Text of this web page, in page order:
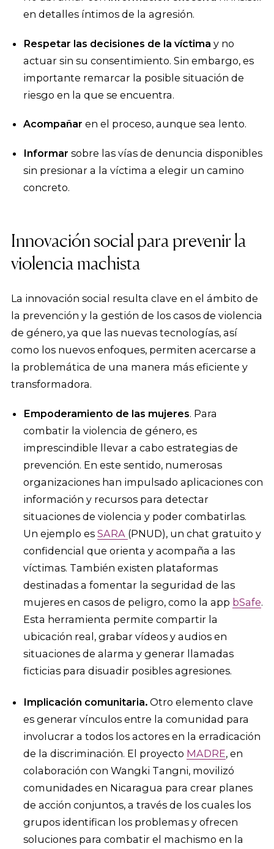
en detalles íntimos de la agresión.
Respetar las decisiones de la víctima y no
actuar sin su consentimiento. Sin embargo, es
importante remarcar la posible situación de
riesgo en la que se encuentra.
Acompañar en el proceso, aunque sea lento.
Informar sobre las vías de denuncia disponibles
sin presionar a la víctima a elegir un camino
concreto.
Innovación social para prevenir la
violencia machista
La innovación social resulta clave en el ámbito de
la prevención y la gestión de los casos de violencia
de género, ya que las nuevas tecnologías, así
como los nuevos enfoques, permiten acercarse a
la problemática de una manera más eficiente y
transformadora.
Empoderamiento de las mujeres. Para
combatir la violencia de género, es
imprescindible llevar a cabo estrategias de
prevención. En este sentido, numerosas
organizaciones han impulsado aplicaciones con
información y recursos para detectar
situaciones de violencia y poder combatirlas.
Un ejemplo es SARA (PNUD), un chat gratuito y
confidencial que orienta y acompaña a las
víctimas. También existen plataformas
destinadas a fomentar la seguridad de las
mujeres en casos de peligro, como la app bSafe.
Esta herramienta permite compartir la
ubicación real, grabar vídeos y audios en
situaciones de alarma y generar llamadas
ficticias para disuadir posibles agresiones.
Implicación comunitaria. Otro elemento clave
es generar vínculos entre la comunidad para
involucrar a todos los actores en la erradicación
de la discriminación. El proyecto MADRE, en
colaboración con Wangki Tangni, movilizó
comunidades en Nicaragua para crear planes
de acción conjuntos, a través de los cuales los
grupos identifican los problemas y ofrecen
soluciones para combatir el machismo en la